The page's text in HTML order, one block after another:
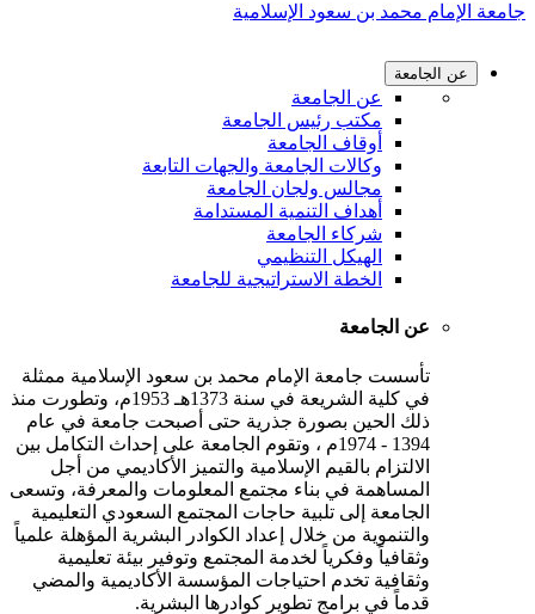
جامعة الإمام محمد بن سعود الإسلامية
عن الجامعة
عن الجامعة
مكتب رئيس الجامعة
أوقاف الجامعة
وكالات الجامعة والجهات التابعة
مجالس ولجان الجامعة
أهداف التنمية المستدامة
شركاء الجامعة
الهيكل التنظيمي
الخطة الاستراتيجية للجامعة
عن الجامعة
تأسست جامعة الإمام محمد بن سعود الإسلامية ممثلة
في كلية الشريعة في سنة 1373هـ 1953م، وتطورت منذ
ذلك الحين بصورة جذرية حتى أصبحت جامعة في عام
1394 - 1974م ، وتقوم الجامعة على إحداث التكامل بين
الالتزام بالقيم الإسلامية والتميز الأكاديمي من أجل
المساهمة في بناء مجتمع المعلومات والمعرفة، وتسعى
الجامعة إلى تلبية حاجات المجتمع السعودي التعليمية
والتنموية من خلال إعداد الكوادر البشرية المؤهلة علمياً
وثقافياً وفكرياً لخدمة المجتمع وتوفير بيئة تعليمية
وثقافية تخدم احتياجات المؤسسة الأكاديمية والمضي
قدماً في برامج تطوير كوادرها البشرية.